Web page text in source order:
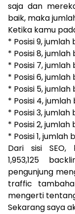
saja dan
baik, maka
Ketika kamu
* Posisi 9,
* Posisi 8,
* Posisi 7, jumlah
* Posisi 6,
* Posisi 5, jumlah
* Posisi 4,
* Posisi 3, jumlah
* Posisi 2,
* Posisi 1, jumlah
Dari sisi SEO,
1,953,125
pengunjung
traffic
mengerti
Sekarang saya